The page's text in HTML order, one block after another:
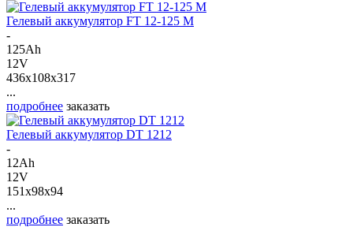
Гелевый аккумулятор FT 12-125 M
-
125Ah
12V
436x108x317
...
подробнее заказать
Гелевый аккумулятор DT 1212
-
12Ah
12V
151x98x94
...
подробнее заказать